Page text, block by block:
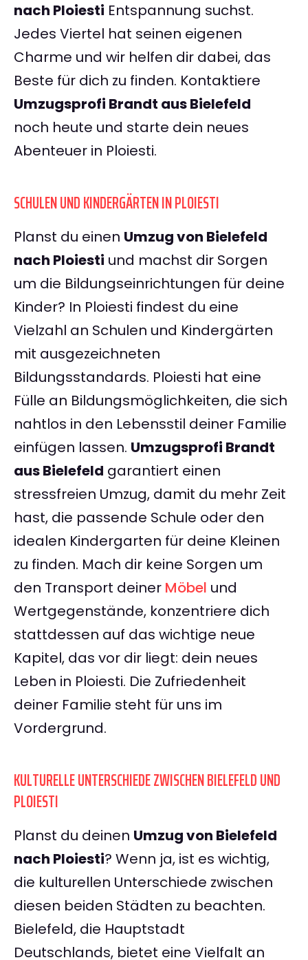
nach Ploiesti Entspannung suchst.
Jedes Viertel hat seinen eigenen
Charme und wir helfen dir dabei, das
Beste für dich zu finden. Kontaktiere
Umzugsprofi Brandt aus Bielefeld
noch heute und starte dein neues
Abenteuer in Ploiesti.
SCHULEN UND KINDERGÄRTEN IN PLOIESTI
Planst du einen Umzug von Bielefeld
nach Ploiesti und machst dir Sorgen
um die Bildungseinrichtungen für deine
Kinder? In Ploiesti findest du eine
Vielzahl an Schulen und Kindergärten
mit ausgezeichneten
Bildungsstandards. Ploiesti hat eine
Fülle an Bildungsmöglichkeiten, die sich
nahtlos in den Lebensstil deiner Familie
einfügen lassen. Umzugsprofi Brandt
aus Bielefeld garantiert einen
stressfreien Umzug, damit du mehr Zeit
hast, die passende Schule oder den
idealen Kindergarten für deine Kleinen
zu finden. Mach dir keine Sorgen um
den Transport deiner Möbel und
Wertgegenstände, konzentriere dich
stattdessen auf das wichtige neue
Kapitel, das vor dir liegt: dein neues
Leben in Ploiesti. Die Zufriedenheit
deiner Familie steht für uns im
Vordergrund.
KULTURELLE UNTERSCHIEDE ZWISCHEN BIELEFELD UND
PLOIESTI
Planst du deinen Umzug von Bielefeld
nach Ploiesti? Wenn ja, ist es wichtig,
die kulturellen Unterschiede zwischen
diesen beiden Städten zu beachten.
Bielefeld, die Hauptstadt
Deutschlands, bietet eine Vielfalt an